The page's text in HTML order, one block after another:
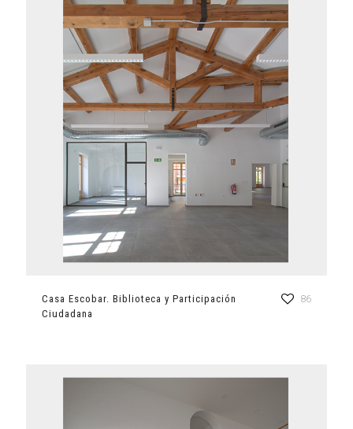
Casa Escobar. Biblioteca y Participación
Ciudadana
86